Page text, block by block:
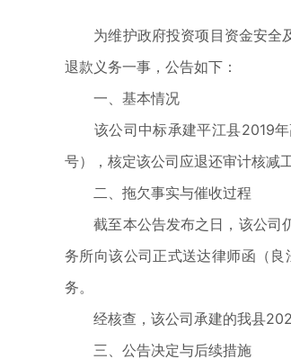
为维护政府投资项目资金安全及
退款义务一事，公告如下：
一、基本情况
该公司中标承建平江县2019年
号），核定该公司应退还审计核减
二、拖欠事实与催收过程
截至本公告发布之日，该公司仍
务所向该公司正式送达律师函（
务。
经核查，该公司承建的我县
三、公告决定与后续措施